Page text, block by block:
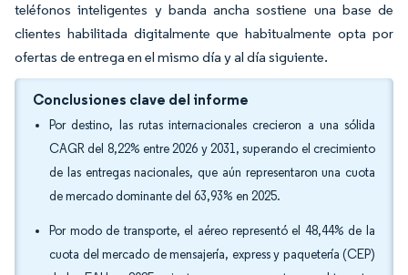
teléfonos inteligentes y banda ancha sostiene una base de
clientes habilitada digitalmente que habitualmente opta por
ofertas de entrega en el mismo día y al día siguiente.
Conclusiones clave del informe
Por destino, las rutas internacionales crecieron a una sólida
CAGR del 8,22% entre 2026 y 2031, superando el crecimiento
de las entregas nacionales, que aún representaron una cuota
de mercado dominante del 63,93% en 2025.
Por modo de transporte, el aéreo representó el 48,44% de la
cuota del mercado de mensajería, express y paquetería (CEP)